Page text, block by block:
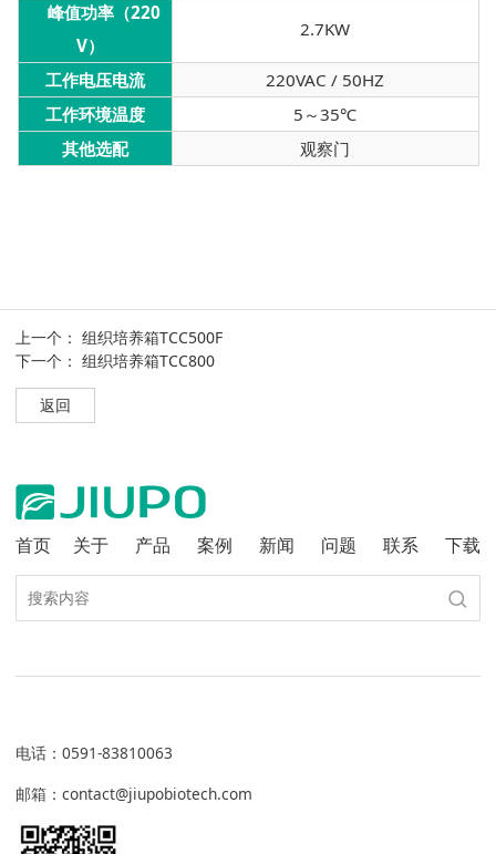
峰值功率（220
V）
2.7KW
工作电压电流
220VAC / 50HZ
工作环境温度
5～35℃
其他选配
观察门
上一个： 组织培养箱TCC500F
下一个： 组织培养箱TCC800
返回
首页 关于 产品 案例 新闻 问题 联系 下载
电话： 0591-83810063
邮箱：contact@jiupobiotech.com